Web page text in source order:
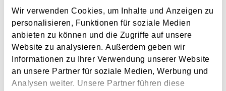
Wir verwenden Cookies, um Inhalte und Anzeigen zu
personalisieren, Funktionen für soziale Medien
anbieten zu können und die Zugriffe auf unsere
Website zu analysieren. Außerdem geben wir
Informationen zu Ihrer Verwendung unserer Website
an unsere Partner für soziale Medien, Werbung und
Analysen weiter. Unsere Partner führen diese
Problemstellung und rechtlicher Hintergrund Tagesgelder
sollen Verpflegungsmehraufwendungen ausgleichen, welche
im Zuge von Dienstreisen (beruflich bedingten Reisen) durch
die Unkenntnis über die lokale Gastronomie resultieren –
typischerweise stellt sich das Problem in der...